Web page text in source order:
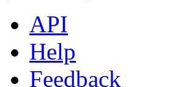
API
Help
Feedback